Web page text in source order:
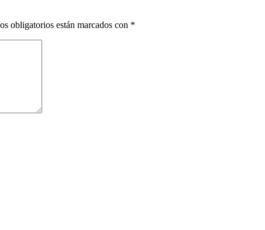
obligatorios están marcados con *